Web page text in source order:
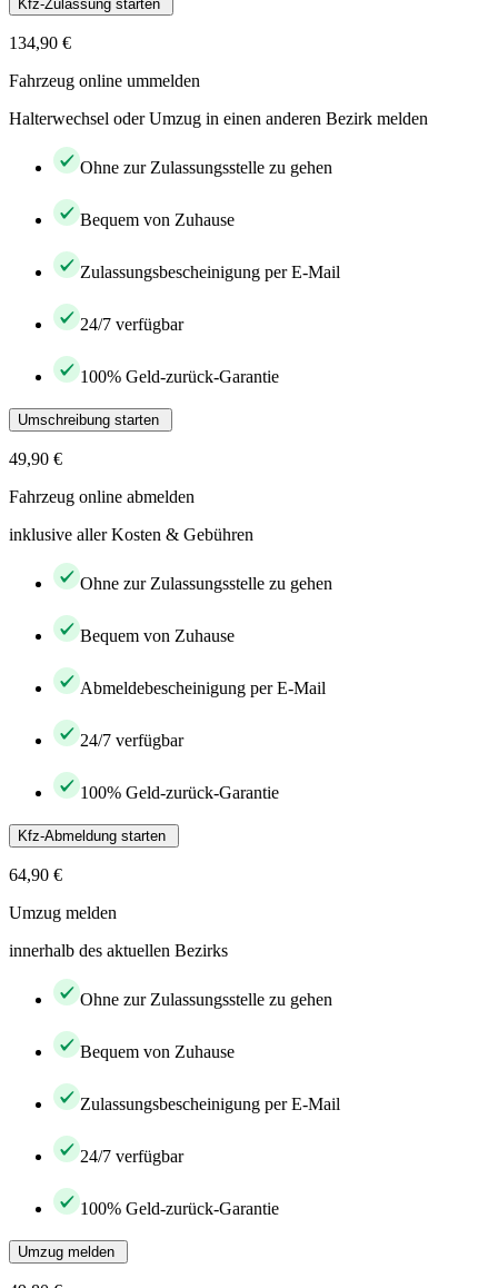
Kfz-Zulassung starten
134,90 €
Fahrzeug online ummelden
Halterwechsel oder Umzug in einen anderen Bezirk melden
Ohne zur Zulassungsstelle zu gehen
Bequem von Zuhause
Zulassungsbescheinigung per E-Mail
24/7 verfügbar
100% Geld-zurück-Garantie
Umschreibung starten
49,90 €
Fahrzeug online abmelden
inklusive aller Kosten & Gebühren
Ohne zur Zulassungsstelle zu gehen
Bequem von Zuhause
Abmeldebescheinigung per E-Mail
24/7 verfügbar
100% Geld-zurück-Garantie
Kfz-Abmeldung starten
64,90 €
Umzug melden
innerhalb des aktuellen Bezirks
Ohne zur Zulassungsstelle zu gehen
Bequem von Zuhause
Zulassungsbescheinigung per E-Mail
24/7 verfügbar
100% Geld-zurück-Garantie
Umzug melden